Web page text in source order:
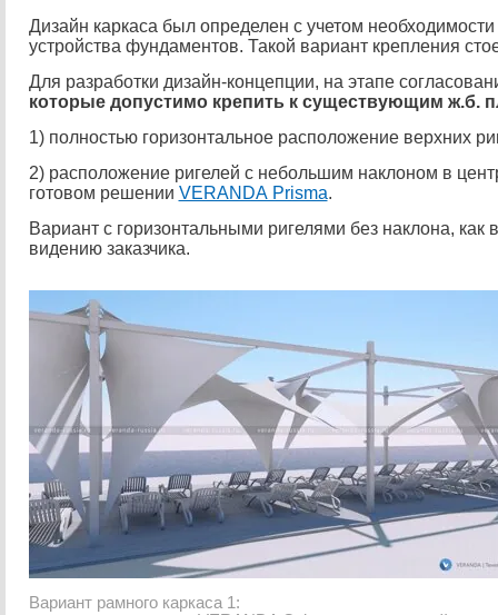
Дизайн каркаса был определен с учетом
устройства фундаментов. Такой вариант крепления
Для разработки дизайн-концепции, на этапе
которые допустимо крепить к существующим ж.б.
1) полностью горизонтальное расположение верхних
2) расположение ригелей с небольшим наклоном в
готовом решении VERANDA Prisma.
Вариант с горизонтальными ригелями без наклона,
видению заказчика.
Вариант рамного каркаса 1: